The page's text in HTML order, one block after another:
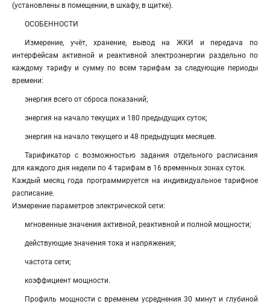
(установлены в помещении, в шкафу, в щитке).
ОСОБЕННОСТИ
Измерение, учёт, хранение, вывод на ЖКИ и передача по
интерфейсам активной и реактивной электроэнергии раздельно по
каждому тарифу и сумму по всем тарифам за следующие периоды
времени:
энергия всего от сброса показаний;
энергия на начало текущих и 180 предыдущих суток;
энергия на начало текущего и 48 предыдущих месяцев.
Тарификатор с возможностью задания отдельного расписания
для каждого дня недели по 4 тарифам в 16 временных зонах суток.
Каждый месяц года программируется на индивидуальное тарифное
расписание.
Измерение параметров электрической сети:
мгновенные значения активной, реактивной и полной мощности;
действующие значения тока и напряжения;
частота сети;
коэффициент мощности.
Профиль мощности с временем усреднения 30 минут и глубиной